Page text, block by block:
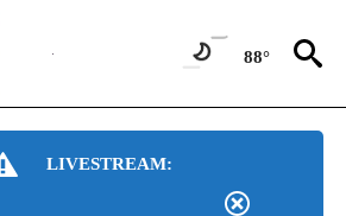
88°
LIVESTREAM: